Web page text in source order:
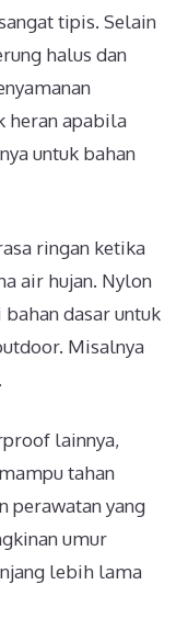
tipis. Selain
halus dan
heran apabila
untuk bahan
ringan ketika
air hujan. Nylon
dasar untuk
Misalnya
lainnya,
tahan
perawatan yang
umur
lebih lama